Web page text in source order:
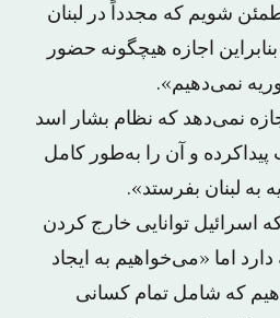
شویم که مجدداً در لبنان
اجازه هیچگونه حضور
نمی‌دهیم».
نمی‌دهد که نظام بشار اسد
و آن را به‌طور کامل
به لبنان بفرستد».
اسرائیل توانایی خارج کردن
اما «می‌خواهیم به ایجاد
که شامل تمام کسانی